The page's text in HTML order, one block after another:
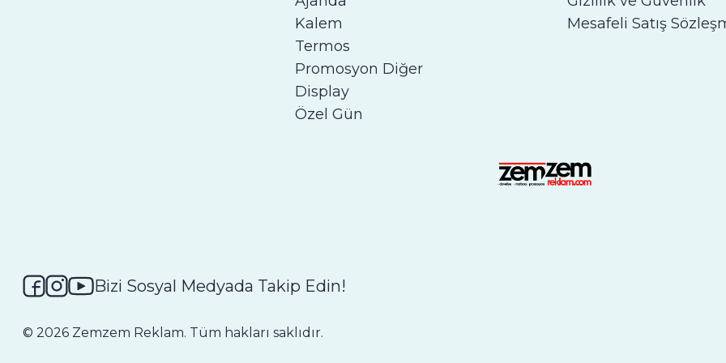
Kalem
Termos
Promosyon Diğer
Display
Özel Gün
Mesafeli Satış
Bizi Sosyal Medyada Takip Edin!
© 2026 Zemzem Reklam. Tüm hakları saklıdır.